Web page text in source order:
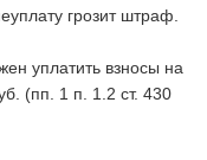
грозит штраф.
уплатить взносы на
(пп. 1 п. 1.2 ст. 430